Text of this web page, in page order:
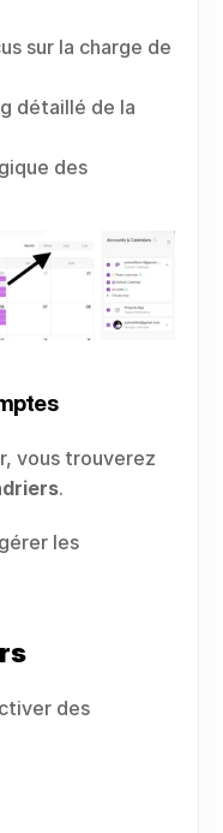
sur la charge de
détaillé de la
des
vous trouverez
.
les
des